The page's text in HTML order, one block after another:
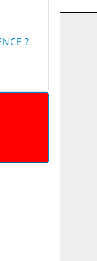
?